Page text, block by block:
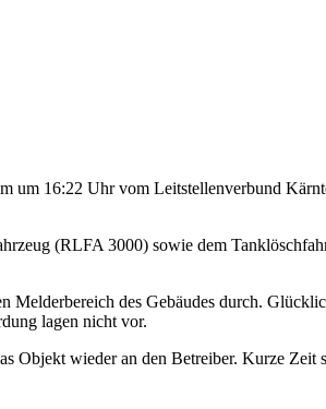
16:22 Uhr vom Leitstellenverbund
(RLFA 3000) sowie dem
des Gebäudes durch.
lagen nicht vor.
wieder an den Betreiber. Kurze